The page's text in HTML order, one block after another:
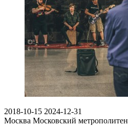
2018-10-15 2024-12-31
Москва Московский метрополитен